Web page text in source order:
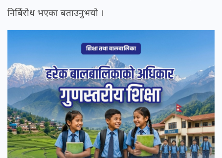
निर्बिरोध भएका बताउनुभयो ।